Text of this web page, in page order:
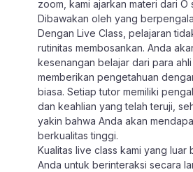
zoom, kami ajarkan materi dari O
Dibawakan oleh yang
Dengan Live Class, pelajaran
rutinitas membosankan. Anda
kesenangan belajar dari para
memberikan pengetahuan
biasa. Setiap tutor memiliki
dan keahlian yang telah teruji,
yakin bahwa Anda akan
berkualitas tinggi.
Kualitas live class kami yang luar
Anda untuk berinteraksi secara